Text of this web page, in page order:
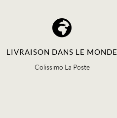

LIVRAISON DANS LE MONDE
Colissimo La Poste